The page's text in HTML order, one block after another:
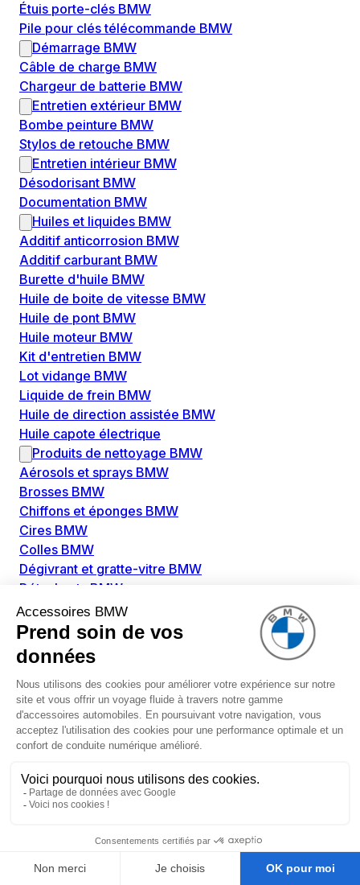
Étuis porte-clés BMW
Pile pour clés télécommande BMW
Démarrage BMW
Câble de charge BMW
Chargeur de batterie BMW
Entretien extérieur BMW
Bombe peinture BMW
Stylos de retouche BMW
Entretien intérieur BMW
Désodorisant BMW
Documentation BMW
Huiles et liquides BMW
Additif anticorrosion BMW
Additif carburant BMW
Burette d'huile BMW
Huile de boite de vitesse BMW
Huile de pont BMW
Huile moteur BMW
Kit d'entretien BMW
Lot vidange BMW
Liquide de frein BMW
Huile de direction assistée BMW
Huile capote électrique
Produits de nettoyage BMW
Aérosols et sprays BMW
Brosses BMW
Chiffons et éponges BMW
Cires BMW
Colles BMW
Dégivrant et gratte-vitre BMW
Détachants BMW
Disolvants BMW
Lubrifiants BMW
Nettoyant intérieur BMW
Nettoyant extérieur BMW
Pièces détachées BMW
Alimentation Carburant BMW
Boitier papillon BMW
Faisceau de câble pour réservoir avec pompe
Injecteur BMW
Pompe à carburant BMW
Allumage / Préchauffage BMW